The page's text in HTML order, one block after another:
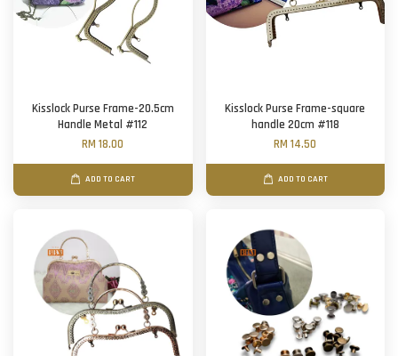
Kisslock Purse Frame-20.5cm
Handle Metal #112
RM 18.00
ADD TO CART
Kisslock Purse Frame-square
handle 20cm #118
RM 14.50
ADD TO CART